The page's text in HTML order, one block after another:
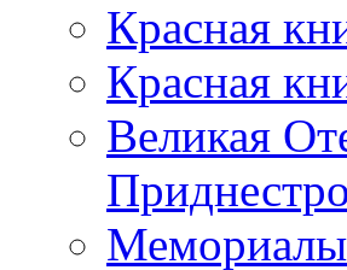
Красная
Красная
Великая
Мемориалы